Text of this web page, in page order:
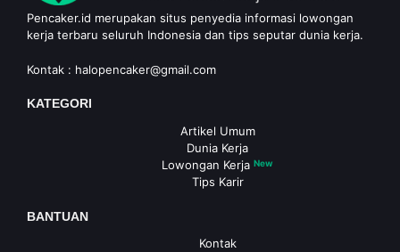
Pencaker.id merupakan situs penyedia informasi lowongan
kerja terbaru seluruh Indonesia dan tips seputar dunia kerja.
Kontak : halopencaker@gmail.com
KATEGORI
Artikel Umum
Dunia Kerja
Lowongan Kerja New
Tips Karir
BANTUAN
Kontak